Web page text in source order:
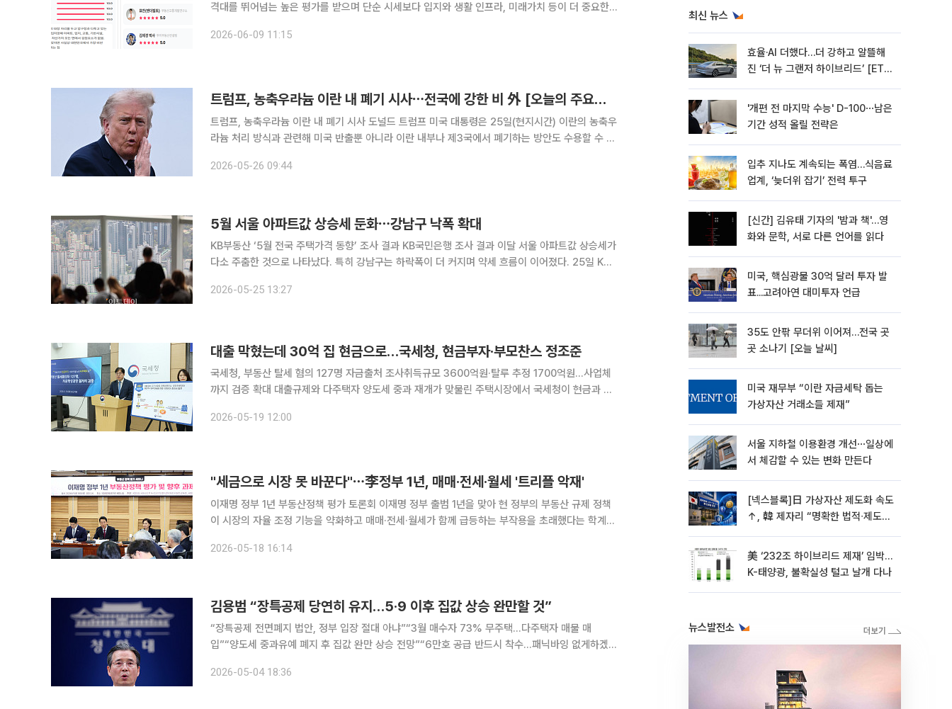
격대를 뛰어넘는 높은 평가를 받으며 단순 시세보다 입지와 생활 인프라, 미래가치 등이 더 중요한
를 활용해 서울 아파트 전문가 평점과 시세 간 관계를 분석한 결과
2026-06-09 11:15
트럼프, 농축우라늄 이란 내 폐기 시사⋯전국에 강한 비 外 [오늘의 주요뉴스]
트럼프, 농축우라늄 이란 내 폐기 시사 도널드 트럼프 미국 대통령은 25일(현지시간) 이란의 농축우
라늄 처리 방식과 관련해 미국 반출뿐 아니라 이란 내부나 제3국에서 폐기하는 방안도 수용할 수 있
옮겨 폐기되거나, 더 바람직하게는 이란과의 협력과 조율을 통해 현지
2026-05-26 09:44
5월 서울 아파트값 상승세 둔화⋯강남구 낙폭 확대
KB부동산 ‘5월 전국 주택가격 동향’ 조사 결과 KB국민은행 조사 결과 이달 서울 아파트값 상승세가
다소 주춤한 것으로 나타났다. 특히 강남구는 하락폭이 더 커지며 약세 흐름이 이어졌다. 25일 KB
0.83% 상승했다. 다만 상승률은 전달보다 0.17%
2026-05-25 13:27
대출 막혔는데 30억 집 현금으로…국세청, 현금부자·부모찬스 정조준
국세청, 부동산 탈세 혐의 127명 자금출처 조사취득규모 3600억원·탈루 추정 1700억원…사업체
까지 검증 확대 대출규제와 다주택자 양도세 중과 재개가 맞물린 주택시장에서 국세청이 현금과 가
일부 선호지역을 중심으로 ‘현금부자’와 ‘부모찬스’ 거래가 규제 밖
2026-05-19 12:00
"세금으로 시장 못 바꾼다"⋯李정부 1년, 매매·전세·월세 '트리플 악재'
이재명 정부 1년 부동산정책 평가 토론회 이재명 정부 출범 1년을 맞아 현 정부의 부동산 규제 정책
이 시장의 자율 조정 기능을 약화하고 매매·전세·월세가 함께 급등하는 부작용을 초래했다는 학계의
민의힘 의원은 18일 오후 국회의원회관 제1 세미나실에서 '이재명
2026-05-18 16:14
김용범 “장특공제 당연히 유지…5·9 이후 집값 상승 완만할 것”
“장특공제 전면폐지 법안, 정부 입장 절대 아냐”“3월 매수자 73% 무주택…다주택자 매물 매
입”“양도세 중과유예 폐지 후 집값 완만 상승 전망”“6만호 공급 반드시 착수…패닉바잉 없게하겠
2026-05-04 18:36
최신 뉴스
효율·AI 더했다…더 강하고 알뜰해
진 ‘더 뉴 그랜저 하이브리드’ [ET의
'개편 전 마지막 수능' D-100⋯남은
기간 성적 올릴 전략은
입추 지나도 계속되는 폭염…식음료
업계, ‘늦더위 잡기’ 전력 투구
[신간] 김유태 기자의 '밤과 책'…영
화와 문학, 서로 다른 언어를 읽다
미국, 핵심광물 30억 달러 투자 발
표...고려아연 대미투자 언급
35도 안팎 무더위 이어져…전국 곳
곳 소나기 [오늘 날씨]
미국 재무부 “이란 자금세탁 돕는
가상자산 거래소들 제재”
서울 지하철 이용환경 개선⋯일상에
서 체감할 수 있는 변화 만든다
[넥스블록]日 가상자산 제도화 속도
↑, 韓 제자리 “명확한 법적∙제도적
美 ‘232조 하이브리드 제재’ 임박…
K-태양광, 불확실성 털고 날개 다나
뉴스발전소